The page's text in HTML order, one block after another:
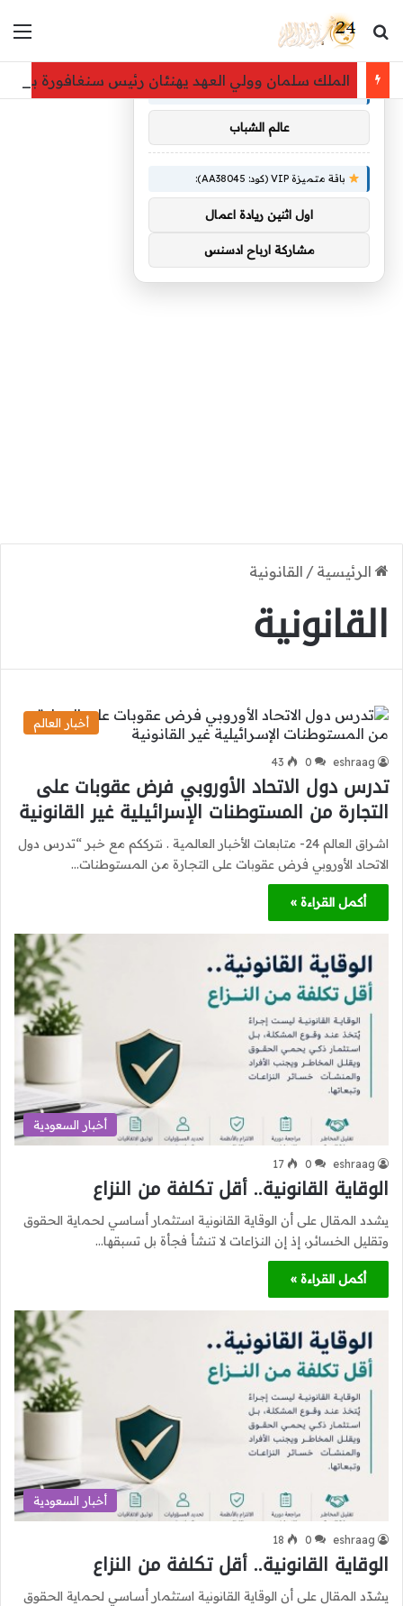
بحث عن
الملك سلمان وولي العهد يهنئان رئيس سنغافورة
الرئيسية / القانونية
القانونية
أخبار العالم
eshraag
0
43
تدرس دول الاتحاد الأوروبي فرض عقوبات على
التجارة من المستوطنات الإسرائيلية غير القانونية
اشراق العالم 24- متابعات الأخبار العالمية . نترككم مع خبر “تدرس دول
الاتحاد الأوروبي فرض عقوبات على التجارة من المستوطنات…
أكمل القراءة »
أخبار السعودية
eshraag
0
17
الوقاية القانونية.. أقل تكلفة من النزاع
يشدد المقال على أن الوقاية القانونية استثمار أساسي لحماية الحقوق
وتقليل الخسائر، إذ إن النزاعات لا تنشأ فجأة بل تسبقها…
أكمل القراءة »
أخبار السعودية
eshraag
0
18
الوقاية القانونية.. أقل تكلفة من النزاع
يشدّد المقال على أن الوقاية القانونية استثمار أساسي لحماية الحقوق
توصيات :
عالم الشباب
باقة متميزة VIP (كود: AA38045):
اول اثنين ريادة اعمال
مشاركة ارباح ادسنس